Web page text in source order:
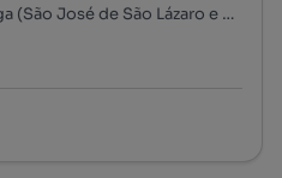
Rua Francisco Sanches, Braga (São José de São Lázaro e São João do Souto), Braga, Braga